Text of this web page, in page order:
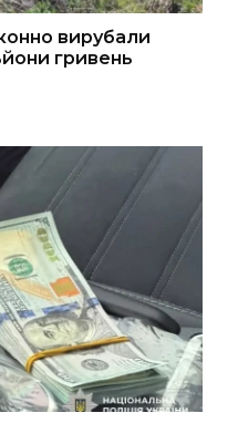
вирубали
гривень